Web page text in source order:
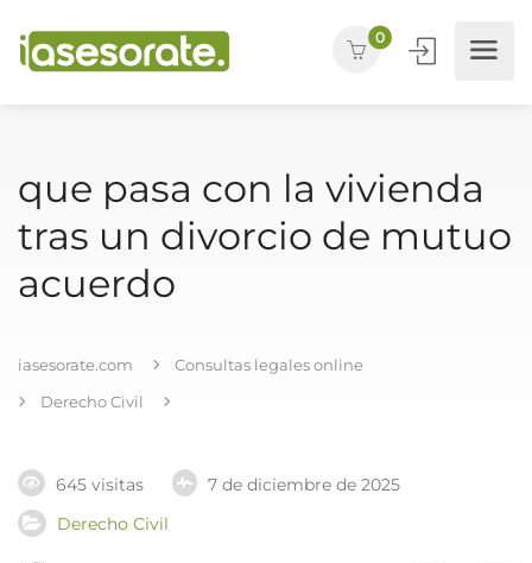
0
que pasa con la vivienda
tras un divorcio de mutuo
acuerdo
iasesorate.com
Consultas legales online
Derecho Civil
645 visitas
7 de diciembre de 2025
Derecho Civil